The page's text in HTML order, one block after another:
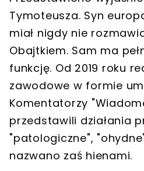
Tymoteusza. Syn
miał nigdy nie
Obajtkiem. Sam ma
funkcję. Od 2019 roku
zawodowe w formie
Komentatorzy
przedstawili działania
"patologiczne",
nazwano zaś hienami.